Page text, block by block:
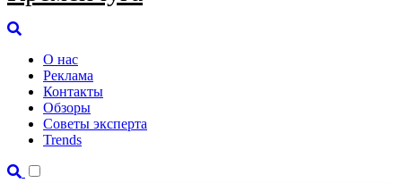
О нас
Реклама
Контакты
Обзоры
Советы эксперта
Trends